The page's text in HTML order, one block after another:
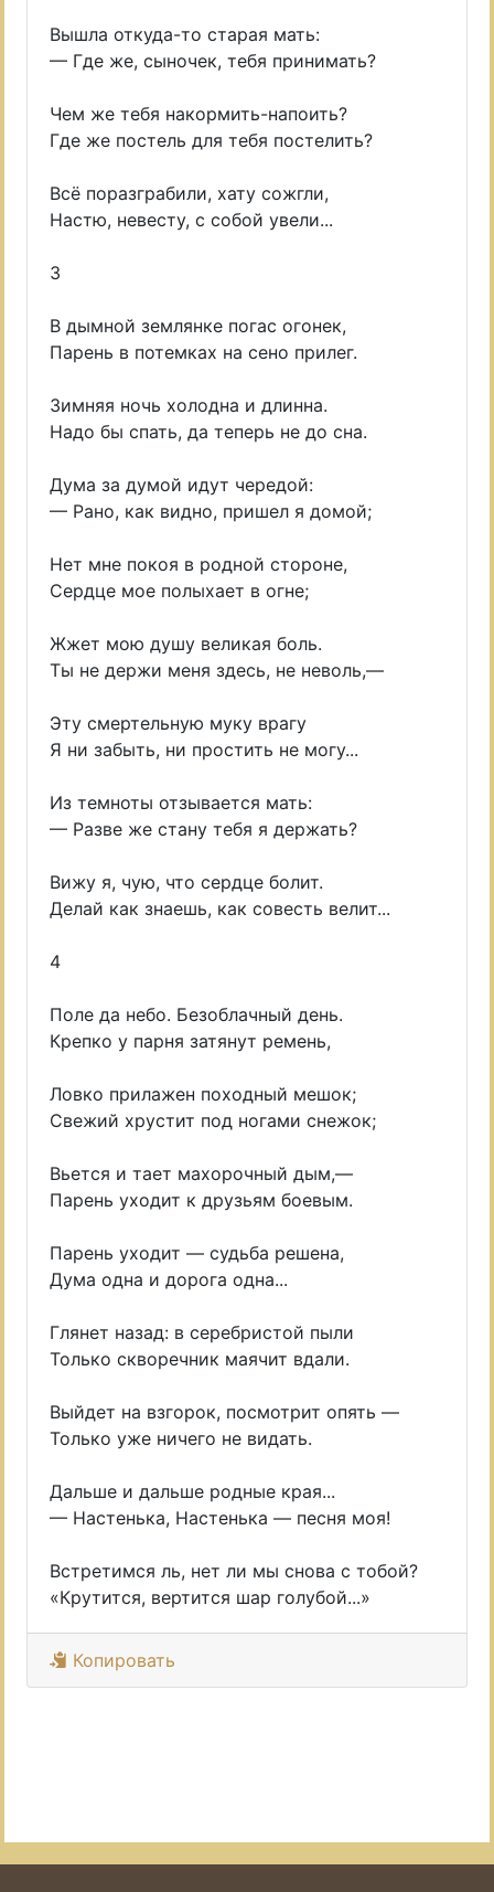
Вышла откуда-то старая мать:
— Где же, сыночек, тебя принимать?
Чем же тебя накормить-напоить?
Где же постель для тебя постелить?
Всё поразграбили, хату сожгли,
Настю, невесту, с собой увели...
3
В дымной землянке погас огонек,
Парень в потемках на сено прилег.
Зимняя ночь холодна и длинна.
Надо бы спать, да теперь не до сна.
Дума за думой идут чередой:
— Рано, как видно, пришел я домой;
Нет мне покоя в родной стороне,
Сердце мое полыхает в огне;
Жжет мою душу великая боль.
Ты не держи меня здесь, не неволь,—
Эту смертельную муку врагу
Я ни забыть, ни простить не могу...
Из темноты отзывается мать:
— Разве же стану тебя я держать?
Вижу я, чую, что сердце болит.
Делай как знаешь, как совесть велит...
4
Поле да небо. Безоблачный день.
Крепко у парня затянут ремень,
Ловко прилажен походный мешок;
Свежий хрустит под ногами снежок;
Вьется и тает махорочный дым,—
Парень уходит к друзьям боевым.
Парень уходит — судьба решена,
Дума одна и дорога одна...
Глянет назад: в серебристой пыли
Только скворечник маячит вдали.
Выйдет на взгорок, посмотрит опять —
Только уже ничего не видать.
Дальше и дальше родные края...
— Настенька, Настенька — песня моя!
Встретимся ль, нет ли мы снова с тобой?
«Крутится, вертится шар голубой...»
Копировать